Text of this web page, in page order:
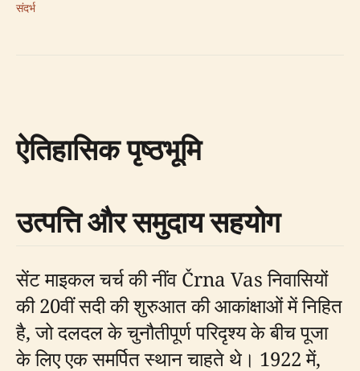
संदर्भ
ऐतिहासिक पृष्ठभूमि
उत्पत्ति और समुदाय सहयोग
सेंट माइकल चर्च की नींव Črna Vas निवासियों
की 20वीं सदी की शुरुआत की आकांक्षाओं में निहित
है, जो दलदल के चुनौतीपूर्ण परिदृश्य के बीच पूजा
के लिए एक समर्पित स्थान चाहते थे। 1922 में,